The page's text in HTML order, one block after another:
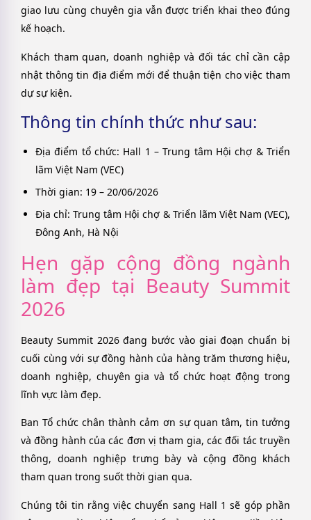
giao lưu cùng chuyên gia vẫn được triển khai theo đúng
kế hoạch.
Khách tham quan, doanh nghiệp và đối tác chỉ cần cập
nhật thông tin địa điểm mới để thuận tiện cho việc tham
dự sự kiện.
Thông tin chính thức như sau:
Địa điểm tổ chức: Hall 1 – Trung tâm Hội chợ & Triển
lãm Việt Nam (VEC)
Thời gian: 19 – 20/06/2026
Địa chỉ: Trung tâm Hội chợ & Triển lãm Việt Nam (VEC),
Đông Anh, Hà Nội
Hẹn gặp cộng đồng ngành
làm đẹp tại Beauty Summit
2026
Beauty Summit 2026 đang bước vào giai đoạn chuẩn bị
cuối cùng với sự đồng hành của hàng trăm thương hiệu,
doanh nghiệp, chuyên gia và tổ chức hoạt động trong
lĩnh vực làm đẹp.
Ban Tổ chức chân thành cảm ơn sự quan tâm, tin tưởng
và đồng hành của các đơn vị tham gia, các đối tác truyền
thông, doanh nghiệp trưng bày và cộng đồng khách
tham quan trong suốt thời gian qua.
Chúng tôi tin rằng việc chuyển sang Hall 1 sẽ góp phần